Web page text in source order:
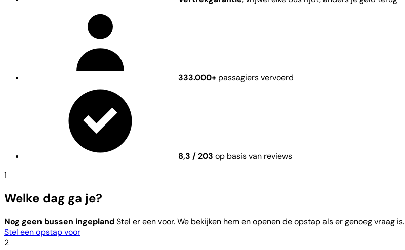
333.000+ passagiers vervoerd
8,3 / 203 op basis van reviews
1
Welke dag ga je?
Nog geen bussen ingeplandStel er een voor. We bekijken hem en openen de opstap als er genoeg vraag is.
Stel een opstap voor
2